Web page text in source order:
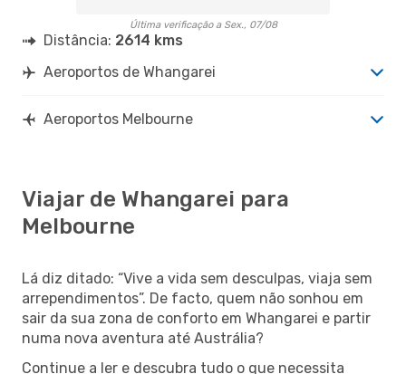
Última verificação a Sex., 07/08
Distância: 2614 kms
Aeroportos de Whangarei
Aeroportos Melbourne
Viajar de Whangarei para
Melbourne
Lá diz ditado: “Vive a vida sem desculpas, viaja sem
arrependimentos”. De facto, quem não sonhou em
sair da sua zona de conforto em Whangarei e partir
numa nova aventura até Austrália?
Continue a ler e descubra tudo o que necessita